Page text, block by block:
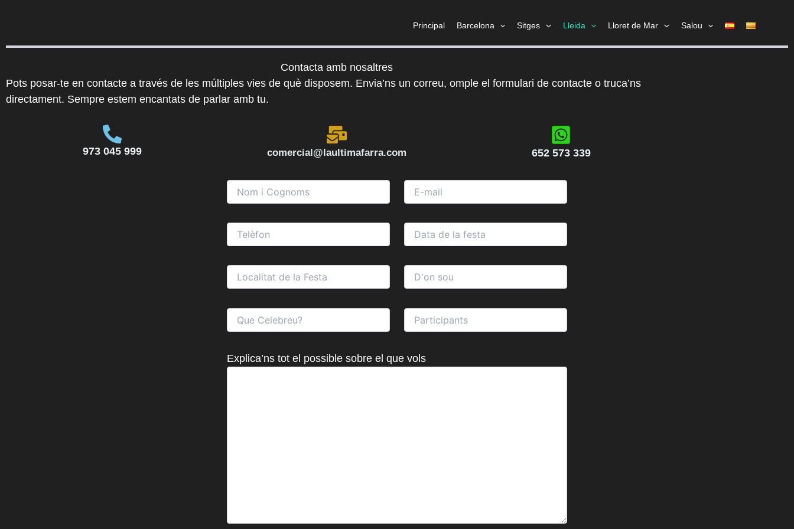
Principal Barcelona Sitges Lleida Lloret de Mar Salou
Contacta amb nosaltres
Pots posar-te en contacte a través de les múltiples vies de què disposem. Envia’ns un correu, omple el formulari de contacte o truca’ns
directament. Sempre estem encantats de parlar amb tu.
973 045 999 comercial@laultimafarra.com 652 573 339
Explica’ns tot el possible sobre el que vols